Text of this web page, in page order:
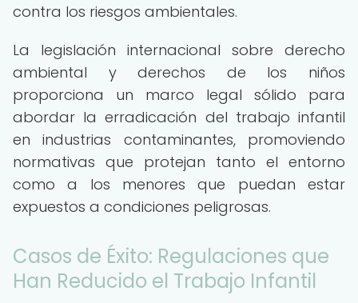
contra los riesgos ambientales.
La legislación internacional sobre derecho
ambiental y derechos de los niños
proporciona un marco legal sólido para
abordar la erradicación del trabajo infantil
en industrias contaminantes, promoviendo
normativas que protejan tanto el entorno
como a los menores que puedan estar
expuestos a condiciones peligrosas.
Casos de Éxito: Regulaciones que
Han Reducido el Trabajo Infantil